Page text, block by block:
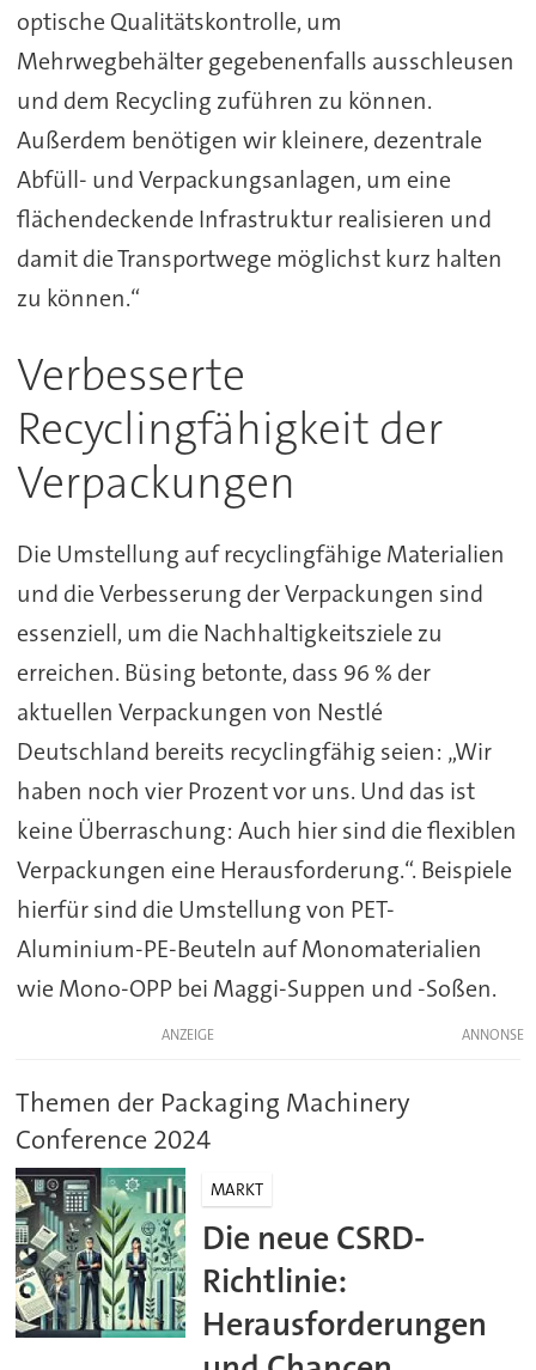
optische Qualitätskontrolle, um
Mehrwegbehälter gegebenenfalls ausschleusen
und dem Recycling zuführen zu können.
Außerdem benötigen wir kleinere, dezentrale
Abfüll- und Verpackungsanlagen, um eine
flächendeckende Infrastruktur realisieren und
damit die Transportwege möglichst kurz halten
zu können.“
Verbesserte
Recyclingfähigkeit der
Verpackungen
Die Umstellung auf recyclingfähige Materialien
und die Verbesserung der Verpackungen sind
essenziell, um die Nachhaltigkeitsziele zu
erreichen. Büsing betonte, dass 96 % der
aktuellen Verpackungen von Nestlé
Deutschland bereits recyclingfähig seien: „Wir
haben noch vier Prozent vor uns. Und das ist
keine Überraschung: Auch hier sind die flexiblen
Verpackungen eine Herausforderung.“. Beispiele
hierfür sind die Umstellung von PET-
Aluminium-PE-Beuteln auf Monomaterialien
wie Mono-OPP bei Maggi-Suppen und -Soßen.
ANZEIGE
Themen der Packaging Machinery
Conference 2024
MARKT
Die neue CSRD-
Richtlinie:
Herausforderungen